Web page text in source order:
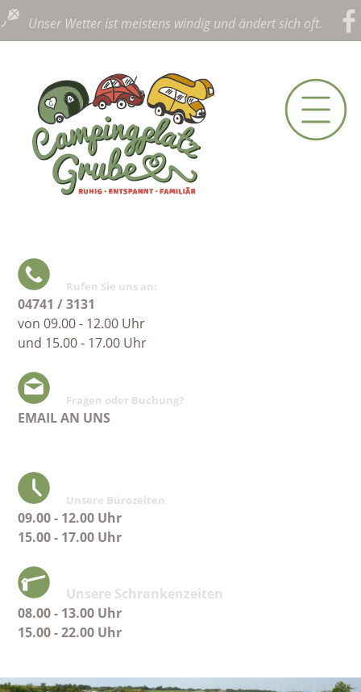
Unser Wetter ist meistens windig und ändert sich oft.
Rufen Sie uns an:
04741 / 3131
von 09.00 - 12.00 Uhr
und 15.00 - 17.00 Uhr
Fragen oder Buchung?
EMAIL AN UNS
Unsere Bürozeiten
09.00 - 12.00 Uhr
15.00 - 17.00 Uhr
Unsere Schrankenzeiten
08.00 - 13.00 Uhr
15.00 - 22.00 Uhr